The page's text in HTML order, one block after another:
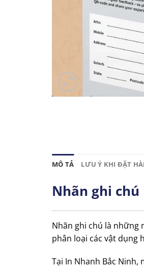
MÔ TẢ LƯU Ý KHI ĐẶT
Nhãn ghi chú
Nhãn ghi chú là những
phân loại các vật dụng
Tại In Nhanh Bắc